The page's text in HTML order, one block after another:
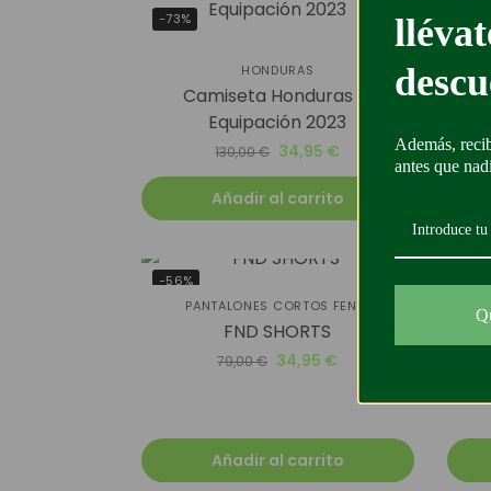
-73%
HONDURAS
Camiseta Honduras 1ª
Equipación 2023
130,00€ 34,95 €
Añadir al carrito
-56%
PANTALONES CORTOS FENDI
FND SHORTS
79,00€ 34,95 €
Añadir al carrito
Además,
antes que